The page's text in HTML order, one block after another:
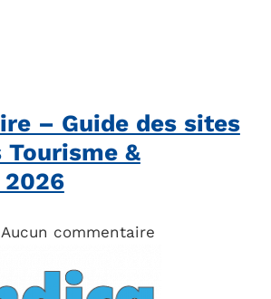
– Guide des sites
&
2026
commentaire